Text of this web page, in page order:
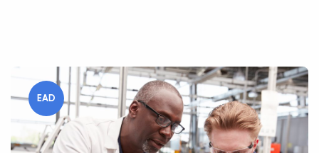
EAD